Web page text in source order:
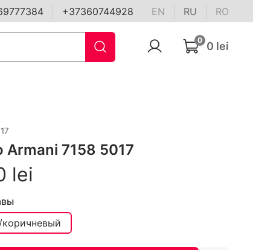
+37360744928 EN RU RO
0 0 lei
Armani 7158 5017
lei